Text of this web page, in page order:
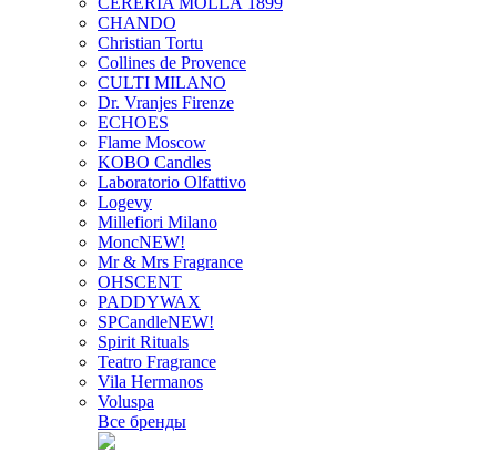
CHANDO
Christian Tortu
Collines de Provence
CULTI MILANO
Dr. Vranjes Firenze
ECHOES
Flame Moscow
KOBO Candles
Laboratorio Olfattivo
Logevy
Millefiori Milano
MoncNEW!
Mr & Mrs Fragrance
OHSCENT
PADDYWAX
SPCandleNEW!
Spirit Rituals
Teatro Fragrance
Vila Hermanos
Voluspa
Все бренды